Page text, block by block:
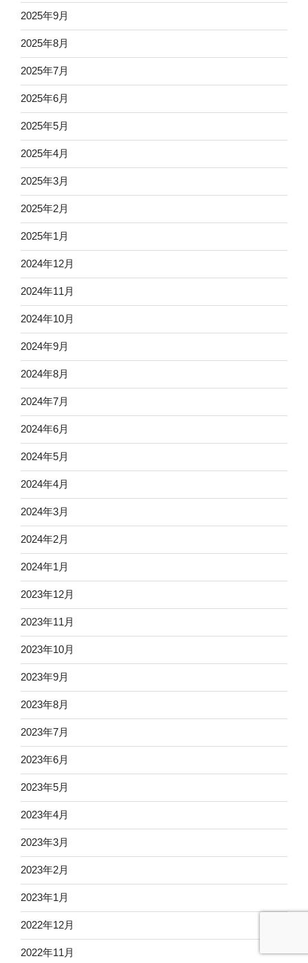
2025年9月
2025年8月
2025年7月
2025年6月
2025年5月
2025年4月
2025年3月
2025年2月
2025年1月
2024年12月
2024年11月
2024年10月
2024年9月
2024年8月
2024年7月
2024年6月
2024年5月
2024年4月
2024年3月
2024年2月
2024年1月
2023年12月
2023年11月
2023年10月
2023年9月
2023年8月
2023年7月
2023年6月
2023年5月
2023年4月
2023年3月
2023年2月
2023年1月
2022年12月
2022年11月